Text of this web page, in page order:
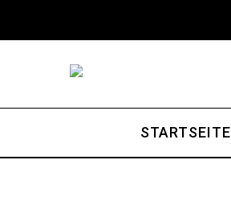
STARTSEITE